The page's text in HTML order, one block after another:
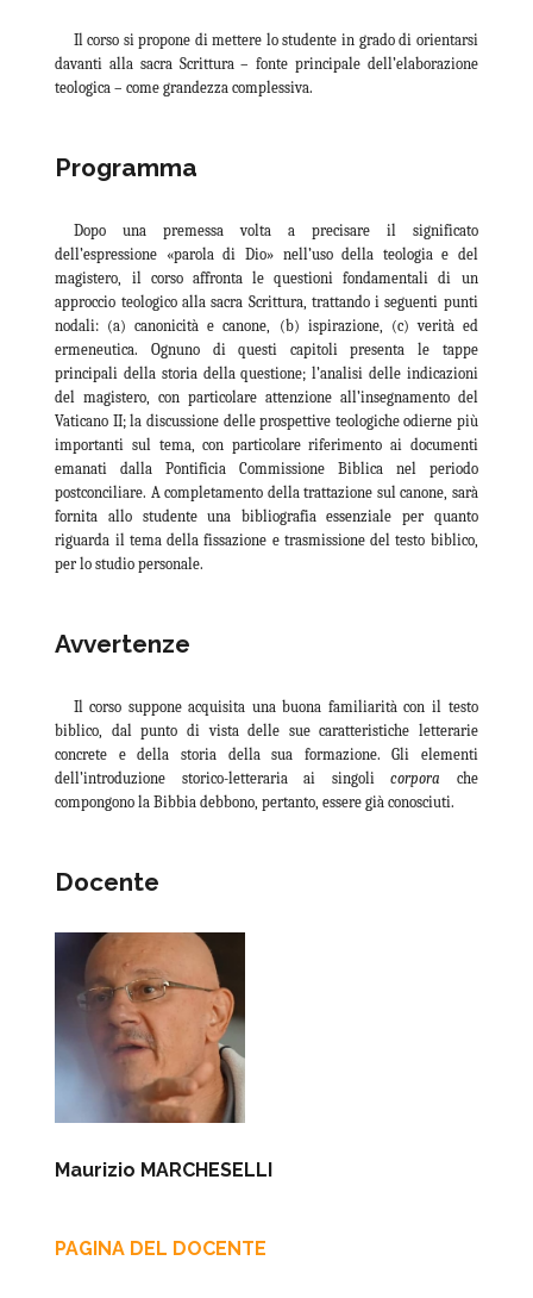
Il corso si propone di mettere lo studente in grado di orientarsi
davanti alla sacra Scrittura – fonte principale dell’elaborazione
teologica – come grandezza complessiva.
Programma
Dopo una premessa volta a precisare il significato
dell’espressione «parola di Dio» nell’uso della teologia e del
magistero, il corso affronta le questioni fondamentali di un
approccio teologico alla sacra Scrittura, trattando i seguenti punti
nodali: (a) canonicità e canone, (b) ispirazione, (c) verità ed
ermeneutica. Ognuno di questi capitoli presenta le tappe
principali della storia della questione; l’analisi delle indicazioni
del magistero, con particolare attenzione all’insegnamento del
Vaticano II; la discussione delle prospettive teologiche odierne più
importanti sul tema, con particolare riferimento ai documenti
emanati dalla Pontificia Commissione Biblica nel periodo
postconciliare. A completamento della trattazione sul canone, sarà
fornita allo studente una bibliografia essenziale per quanto
riguarda il tema della fissazione e trasmissione del testo biblico,
per lo studio personale.
Avvertenze
Il corso suppone acquisita una buona familiarità con il testo
biblico, dal punto di vista delle sue caratteristiche letterarie
concrete e della storia della sua formazione. Gli elementi
dell’introduzione storico-letteraria ai singolicorpora che
compongono la Bibbia debbono, pertanto, essere già conosciuti.
Docente
Maurizio MARCHESELLI
PAGINA DEL DOCENTE